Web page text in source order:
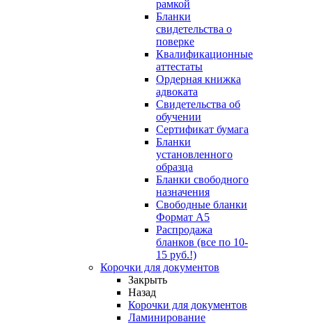
рамкой
Бланки
свидетельства о
поверке
Квалификационные
аттестаты
Ордерная книжка
адвоката
Свидетельства об
обучении
Сертификат бумага
Бланки
установленного
образца
Бланки свободного
назначения
Свободные бланки
Формат А5
Распродажа
бланков (все по 10-
15 руб.!)
Корочки для документов
Закрыть
Назад
Корочки для документов
Ламинирование